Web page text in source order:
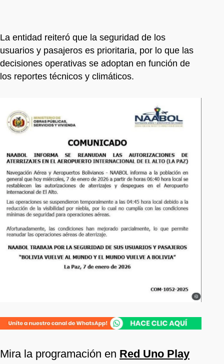
La entidad reiteró que la seguridad de los
usuarios y pasajeros es prioritaria, por lo que las
decisiones operativas se adoptan en función de
los reportes técnicos y climáticos.
Mira la programación en Red Uno Play